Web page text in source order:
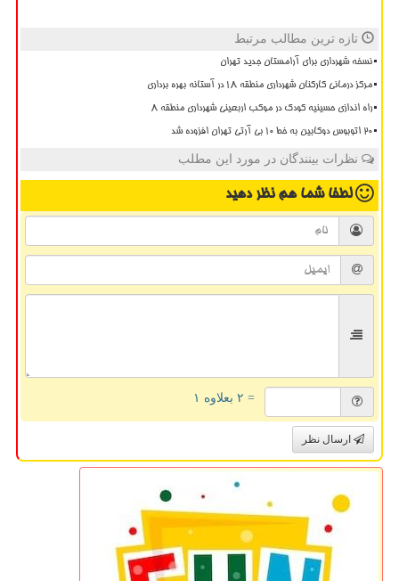
تازه ترین مطالب مرتبط
نسخه شهرداری برای آرامستان جدید تهران
مرکز درمانی کارکنان شهرداری منطقه ۱۸ در آستانه بهره برداری
راه اندازی حسینیه کودک در موکب اربعینی شهرداری منطقه ۸
20 اتوبوس دوکابین به خط 10 بی آرتی تهران افزوده شد
نظرات بینندگان در مورد این مطلب
لطفا شما همنظر دهید
= ۲ بعلاوه ۱
ارسال نظر